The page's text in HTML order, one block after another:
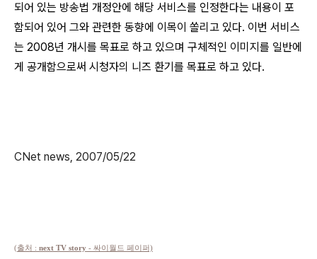
되어 있는 방송법 개정안에 해당 서비스를 인정한다는 내용이 포
함되어 있어 그와 관련한 동향에 이목이 쏠리고 있다. 이번 서비스
는 2008년 개시를 목표로 하고 있으며 구체적인 이미지를 일반에
게 공개함으로써 시청자의 니즈 환기를 목표로 하고 있다.
CNet news, 2007/05/22
(출처 : next TV story - 싸이월드 페이퍼)